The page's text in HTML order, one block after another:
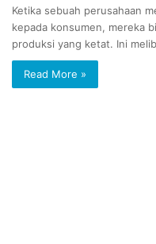
Ketika sebuah perusahaan
kepada konsumen, mereka
produksi yang ketat. Ini
Read More »